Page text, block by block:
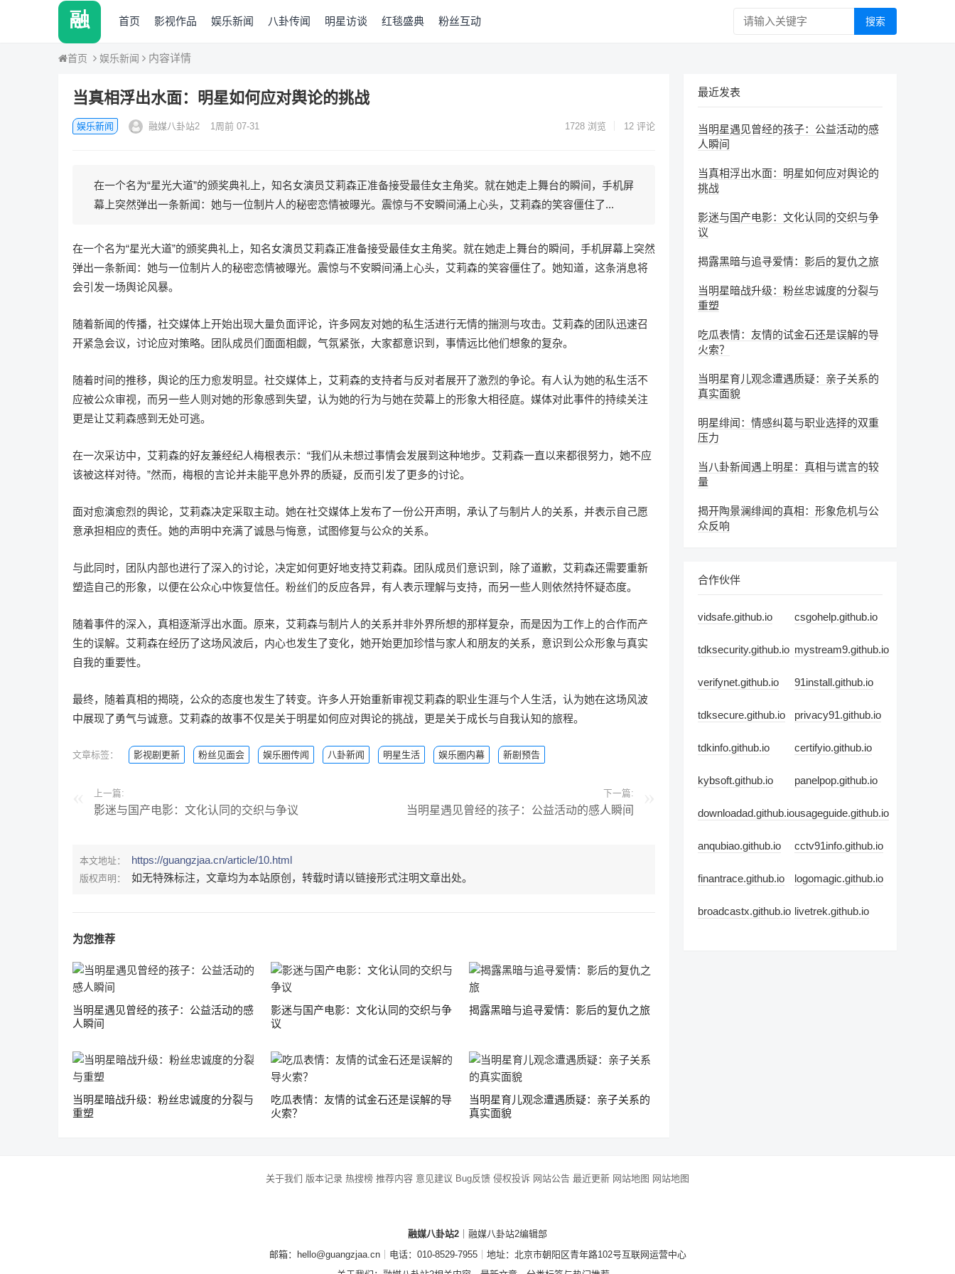
融媒八卦站2
首页 影视作品 娱乐新闻 八卦传闻 明星访谈 红毯盛典 粉丝互动 搜索
首页 娱乐新闻 内容详情
当真相浮出水面：明星如何应对舆论的挑战
娱乐新闻 融媒八卦站2 1周前 07-31 1728 浏览 12 评论
在一个名为“星光大道”的颁奖典礼上，知名女演员艾莉森正准备接受最佳女主角奖。就在她走上舞台的瞬间，手机屏
幕上突然弹出一条新闻：她与一位制片人的秘密恋情被曝光。震惊与不安瞬间涌上心头，艾莉森的笑容僵住了...
在一个名为“星光大道”的颁奖典礼上，知名女演员艾莉森正准备接受最佳女主角奖。就在她走上舞台的瞬间，手机屏幕上突然
弹出一条新闻：她与一位制片人的秘密恋情被曝光。震惊与不安瞬间涌上心头，艾莉森的笑容僵住了。她知道，这条消息将
会引发一场舆论风暴。
随着新闻的传播，社交媒体上开始出现大量负面评论，许多网友对她的私生活进行无情的揣测与攻击。艾莉森的团队迅速召
开紧急会议，讨论应对策略。团队成员们面面相觑，气氛紧张，大家都意识到，事情远比他们想象的复杂。
随着时间的推移，舆论的压力愈发明显。社交媒体上，艾莉森的支持者与反对者展开了激烈的争论。有人认为她的私生活不
应被公众审视，而另一些人则对她的形象感到失望，认为她的行为与她在荧幕上的形象大相径庭。媒体对此事件的持续关注
更是让艾莉森感到无处可逃。
在一次采访中，艾莉森的好友兼经纪人梅根表示：“我们从未想过事情会发展到这种地步。艾莉森一直以来都很努力，她不应
该被这样对待。”然而，梅根的言论并未能平息外界的质疑，反而引发了更多的讨论。
面对愈演愈烈的舆论，艾莉森决定采取主动。她在社交媒体上发布了一份公开声明，承认了与制片人的关系，并表示自己愿
意承担相应的责任。她的声明中充满了诚恳与悔意，试图修复与公众的关系。
与此同时，团队内部也进行了深入的讨论，决定如何更好地支持艾莉森。团队成员们意识到，除了道歉，艾莉森还需要重新
塑造自己的形象，以便在公众心中恢复信任。粉丝们的反应各异，有人表示理解与支持，而另一些人则依然持怀疑态度。
随着事件的深入，真相逐渐浮出水面。原来，艾莉森与制片人的关系并非外界所想的那样复杂，而是因为工作上的合作而产
生的误解。艾莉森在经历了这场风波后，内心也发生了变化，她开始更加珍惜与家人和朋友的关系，意识到公众形象与真实
自我的重要性。
最终，随着真相的揭晓，公众的态度也发生了转变。许多人开始重新审视艾莉森的职业生涯与个人生活，认为她在这场风波
中展现了勇气与诚意。艾莉森的故事不仅是关于明星如何应对舆论的挑战，更是关于成长与自我认知的旅程。
文章标签： 影视剧更新 粉丝见面会 娱乐圈传闻 八卦新闻 明星生活 娱乐圈内幕 新剧预告
上一篇:
影迷与国产电影：文化认同的交织与争议
下一篇:
当明星遇见曾经的孩子：公益活动的感人瞬间
本文地址： https://guangzjaa.cn/article/10.html
版权声明： 如无特殊标注，文章均为本站原创，转载时请以链接形式注明文章出处。
为您推荐
当明星遇见曾经的孩子：公益活动的感
人瞬间
影迷与国产电影：文化认同的交织与争
议
揭露黑暗与追寻爱情：影后的复仇之旅
当明星暗战升级：粉丝忠诚度的分裂与
重塑
吃瓜表情：友情的试金石还是误解的导
火索？
当明星育儿观念遭遇质疑：亲子关系的
真实面貌
最近发表
当明星遇见曾经的孩子：公益活动的感
人瞬间
当真相浮出水面：明星如何应对舆论的
挑战
影迷与国产电影：文化认同的交织与争
议
揭露黑暗与追寻爱情：影后的复仇之旅
当明星暗战升级：粉丝忠诚度的分裂与
重塑
吃瓜表情：友情的试金石还是误解的导
火索？
当明星育儿观念遭遇质疑：亲子关系的
真实面貌
明星绯闻：情感纠葛与职业选择的双重
压力
当八卦新闻遇上明星：真相与谎言的较
量
揭开陶景澜绯闻的真相：形象危机与公
众反响
合作伙伴
vidsafe.github.io csgohelp.github.io
tdksecurity.github.io mystream9.github.io
verifynet.github.io 91install.github.io
tdksecure.github.io privacy91.github.io
tdkinfo.github.io certifyio.github.io
kybsoft.github.io panelpop.github.io
downloadad.github.iousageguide.github.io
anqubiao.github.io cctv91info.github.io
finantrace.github.io logomagic.github.io
broadcastx.github.io livetrek.github.io
关于我们 版本记录 热搜榜 推荐内容 意见建议 Bug反馈 侵权投诉 网站公告 最近更新 网站地图 网站地图
融媒八卦站2 ｜融媒八卦站2编辑部
邮箱：hello@guangzjaa.cn｜ 电话：010-8529-7955｜ 地址：北京市朝阳区青年路102号互联网运营中心